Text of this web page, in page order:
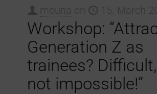
mouna on 15. March
Workshop:
Generation Z as
trainees?
not impossible!”